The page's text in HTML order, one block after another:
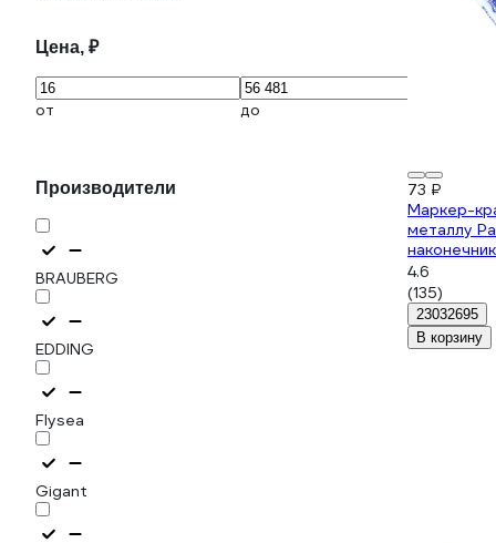
Цена, ₽
от до
Производители
BRAUBERG
EDDING
Flysea
Gigant
73 ₽
Маркер-
металлу
FS-110-white
4.6
(135)
23032695
В корзину